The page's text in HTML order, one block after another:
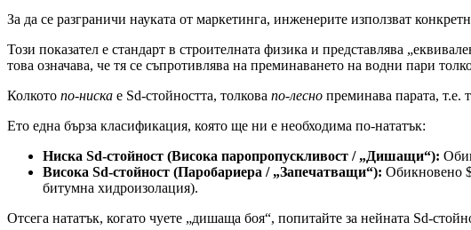
За да се разграничи науката от маркетинга, инженерите използват
Този показател е стандарт в строителната физика и представлява
това означава, че тя се съпротивлява на преминаването на водни пари
Колкото по-ниска е Sd-стойността, толкова по-лесно преминава парата, т.е.
Ето една бърза класификация, която ще ни е необходима по-нататък:
Ниска Sd-стойност (Висока паропропускливост / „Дишащи“):
Висока Sd-стойност (Паробариера / „Запечатващи“): Обикновено
битумна хидроизолация).
Отсега нататък, когато чуете „дишаща боя“, попитайте за нейната Sd-